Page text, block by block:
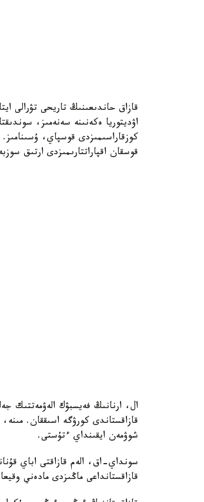
قازاق حاندىعىنىڭ تاريحى تۋرالى
اۋديتوريا ەكەنىنە سەنەمىز،
قوسقان اقپاراتتارىمىزدى ارتىق
قازاقستاندى كورۋگە اسىققان.
شوۋمەن ايقىنداي ءتۇستى.
سونداي-اق، الەم قازاقتى اباي
قازاقستانداعى ماڭىزدى مادەني وقيعانىڭ